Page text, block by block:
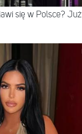
się w Polsce? Już